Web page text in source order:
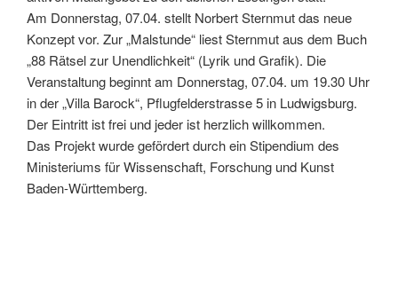
Am Donnerstag, 07.04. stellt Norbert Sternmut das neue
Konzept vor. Zur „Malstunde“ liest Sternmut aus dem Buch
„88 Rätsel zur Unendlichkeit“ (Lyrik und Grafik). Die
Veranstaltung beginnt am Donnerstag, 07.04. um 19.30 Uhr
in der „Villa Barock“, Pflugfelderstrasse 5 in Ludwigsburg.
Der Eintritt ist frei und jeder ist herzlich willkommen.
Das Projekt wurde gefördert durch ein Stipendium des
Ministeriums für Wissenschaft, Forschung und Kunst
Baden-Württemberg.